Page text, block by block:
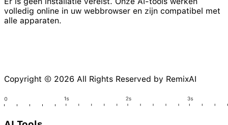
volledig online in uw webbrowser en zijn compatibel met
alle apparaten.
Copyright © 2026 All Rights Reserved by RemixAI